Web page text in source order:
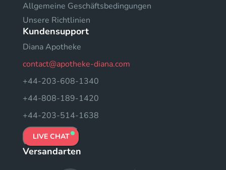
Allgemeine Geschäftsbedingungen
Unsere Richtlinien
Kundensupport
Diana Apotheke
contact@apotheke-diana.com
+44-203-608-1340
+44-808-189-1420
+44-203-514-1638
LIVE CHAT
Versandarten